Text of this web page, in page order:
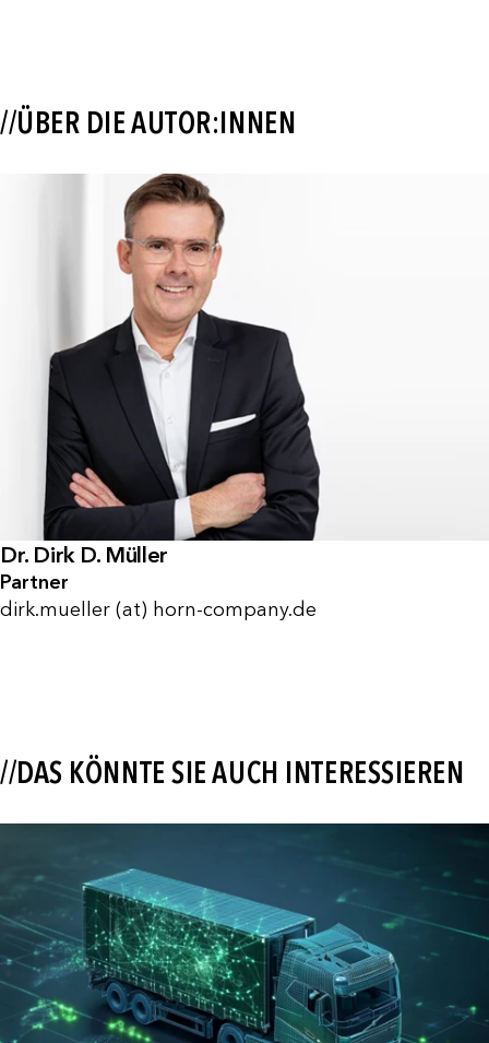
//ÜBER DIE AUTOR:INNEN
Dr. Dirk D. Müller
Partner
dirk.mueller (at) horn-company.de
//DAS KÖNNTE SIE AUCH INTERESSIEREN